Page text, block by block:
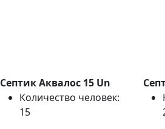
Септик Аквалос 15 Un
Количество человек:
15